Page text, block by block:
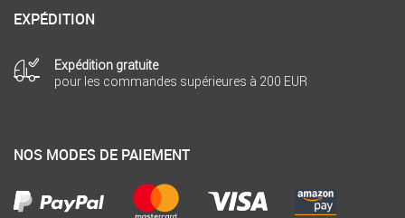
EXPÉDITION
Expédition gratuite
pour les commandes supérieures à 200 EUR
NOS MODES DE PAIEMENT